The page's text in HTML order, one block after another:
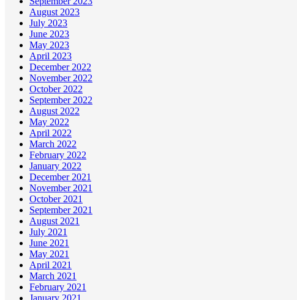
August 2023
July 2023
June 2023
May 2023
April 2023
December 2022
November 2022
October 2022
September 2022
August 2022
May 2022
April 2022
March 2022
February 2022
January 2022
December 2021
November 2021
October 2021
September 2021
August 2021
July 2021
June 2021
May 2021
April 2021
March 2021
February 2021